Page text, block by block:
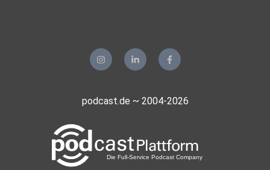
podcast.de ~ 2004-2026